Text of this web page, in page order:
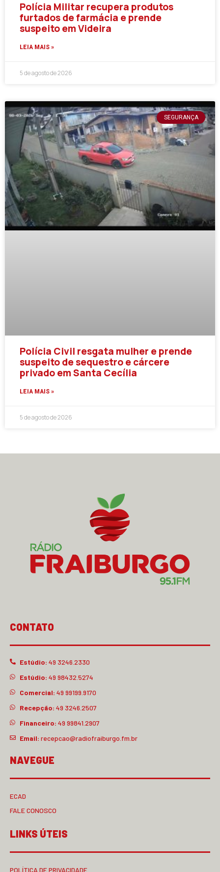
Polícia Militar recupera produtos
furtados de farmácia e prende
suspeito em Videira
LEIA MAIS »
5 de agosto de 2026
SEGURANÇA
Polícia Civil resgata mulher e prende
suspeito de sequestro e cárcere
privado em Santa Cecília
LEIA MAIS »
5 de agosto de 2026
CONTATO
Estúdio: 49 3246.2330
Estúdio: 49 98432.5274
Comercial: 49 99199.9170
Recepção: 49 3246.2507
Financeiro: 49 99841.2907
Email: recepcao@radiofraiburgo.fm.br
NAVEGUE
ECAD
FALE CONOSCO
LINKS ÚTEIS
POLÍTICA DE PRIVACIDADE